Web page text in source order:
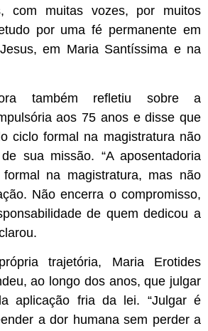
com muitas vozes, por muitos
por uma fé permanente em
em Maria Santíssima e na
também refletiu sobre a
aos 75 anos e disse que
ciclo formal na magistratura não
sua missão. “A aposentadoria
na magistratura, mas não
Não encerra o compromisso,
de quem dedicou a
trajetória, Maria Erotides
ao longo dos anos, que julgar
aplicação fria da lei. “Julgar é
a dor humana sem perder a